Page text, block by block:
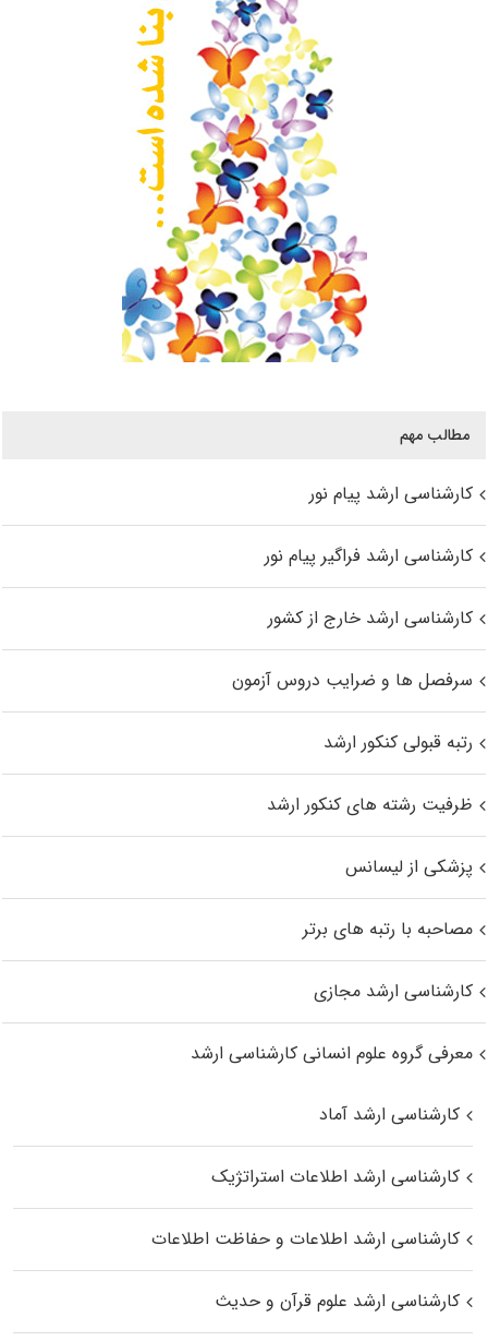
مطالب مهم
کارشناسی ارشد پیام نور
کارشناسی ارشد فراگیر پیام نور
کارشناسی ارشد خارج از کشور
سرفصل ها و ضرایب دروس آزمون
رتبه قبولی کنکور ارشد
ظرفیت رشته های کنکور ارشد
پزشکی از لیسانس
مصاحبه با رتبه های برتر
کارشناسی ارشد مجازی
معرفی گروه علوم انسانی کارشناسی ارشد
کارشناسی ارشد آماد
کارشناسی ارشد اطلاعات استراتژیک
کارشناسی ارشد اطلاعات و حفاظت اطلاعات
کارشناسی ارشد علوم قرآن و حدیث